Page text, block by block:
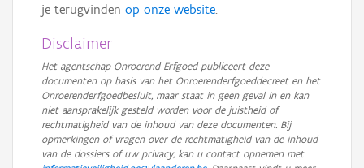
je terugvinden op onze website.
Disclaimer
Het agentschap Onroerend Erfgoed publiceert deze
documenten op basis van het Onroerenderfgoeddecreet en het
Onroerenderfgoedbesluit, maar staat in geen geval in en kan
niet aansprakelijk gesteld worden voor de juistheid of
rechtmatigheid van de inhoud van deze documenten. Bij
opmerkingen of vragen over de rechtmatigheid van de inhoud
van de dossiers of uw privacy, kan u contact opnemen met